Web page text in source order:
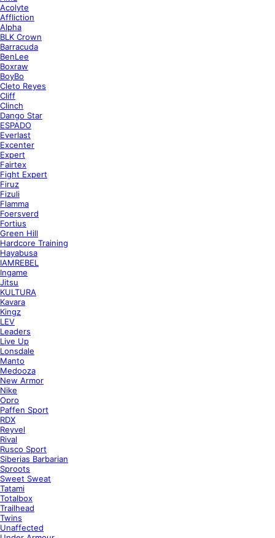
Acolyte
Affliction
Alpha
BLK Crown
Barracuda
BenLee
Boxraw
BoyBo
Cleto Reyes
Cliff
Clinch
Dango Star
ESPADO
Everlast
Excenter
Expert
Fairtex
Fight Expert
Firuz
Fizuli
Flamma
Foersverd
Fortius
Green Hill
Hardcore Training
Hayabusa
IAMREBEL
Ingame
Jitsu
KULTURA
Kavara
Kingz
LEV
Leaders
Live Up
Lonsdale
Manto
Medooza
New Armor
Nike
Opro
Paffen Sport
RDX
Reyvel
Rival
Rusco Sport
Siberias Barbarian
Sproots
Sweet Sweat
Tatami
Totalbox
Trailhead
Twins
Unaffected